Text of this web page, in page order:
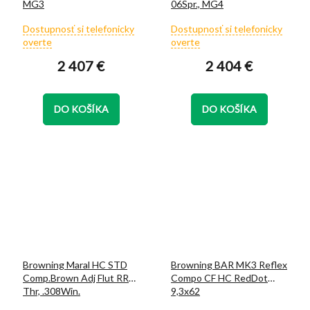
MG3
Priemerné
hodnotenie
je
5
hviezdičiek.
Dostupnosť si telefonicky
overte
2 407 €
DO KOŠÍKA
06Spr., MG4
Priemerné
hodnotenie
je
5
hviezdičiek.
Dostupnosť si telefonicky
overte
2 404 €
DO KOŠÍKA
Browning Maral HC STD
Comp.Brown Adj Flut RR
Thr, .308Win.
Browning BAR MK3 Reflex
Compo CF HC RedDot
9,3x62